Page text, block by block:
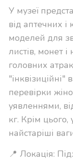
У музеї
від аптечних і
моделей для
листів, монет і
головних
"інквізиційні"
перевірки
уявленнями,
кг. Крім
найстаріші
📍 Локація: